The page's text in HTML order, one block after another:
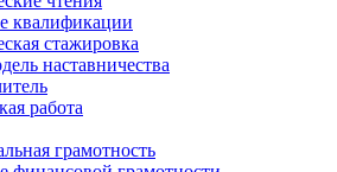
квалификации
стажировка
наставничества
работа
грамотность